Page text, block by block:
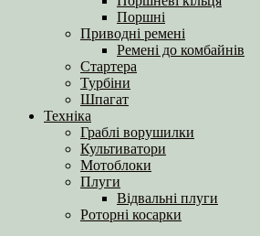
Поршні
Приводні ремені
Ремені до комбайнів
Стартера
Турбіни
Шпагат
Техніка
Граблі ворушилки
Культиватори
Мотоблоки
Плуги
Відвальні плуги
Роторні косарки